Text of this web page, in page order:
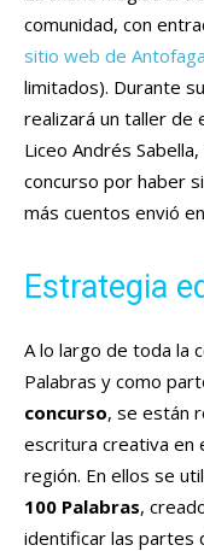
comunidad, con
sitio web de
limitados). Durante
realizará un taller de
Liceo Andrés
concurso por haber
más cuentos envió
Estrategia
A lo largo de toda la
Palabras y como
concurso, se están
escritura creativa en
región. En ellos se
100 Palabras,
identificar las partes